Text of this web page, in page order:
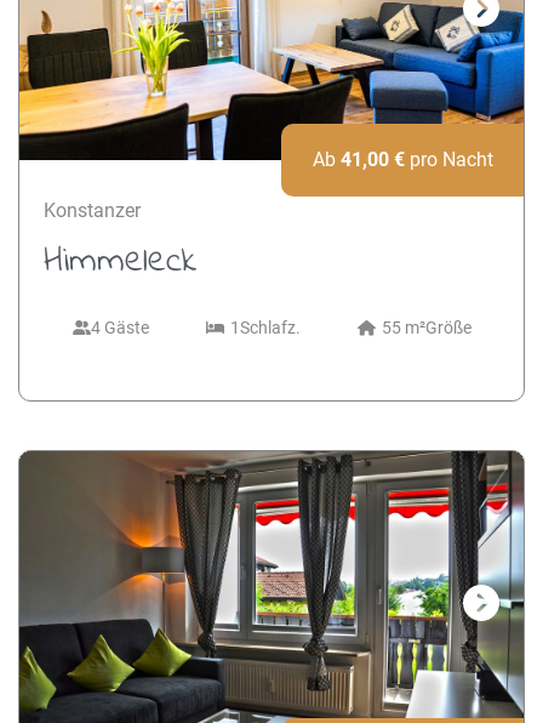
Next
Konstanzer
Himmeleck
4 Gäste 1Schlafz. 55 m²Größe
Ab 41,00 €pro Nacht
Next